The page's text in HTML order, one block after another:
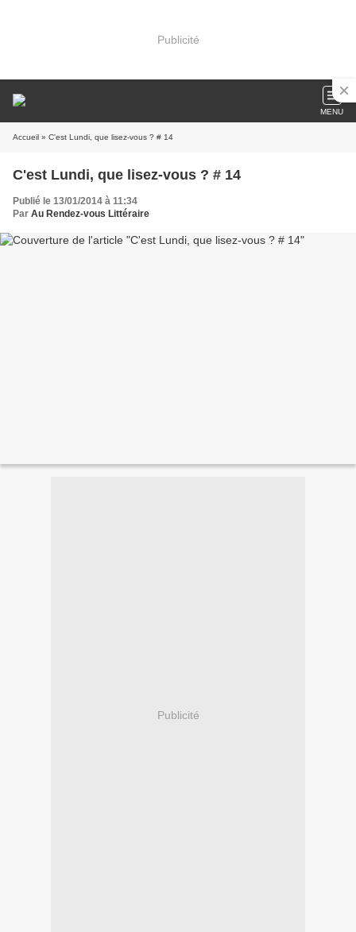
Publicité
MENU
Accueil » C'est Lundi, que lisez-vous ? # 14
C'est Lundi, que lisez-vous ? # 14
Publié le 13/01/2014 à 11:34
Par Au Rendez-vous Littéraire
Publicité